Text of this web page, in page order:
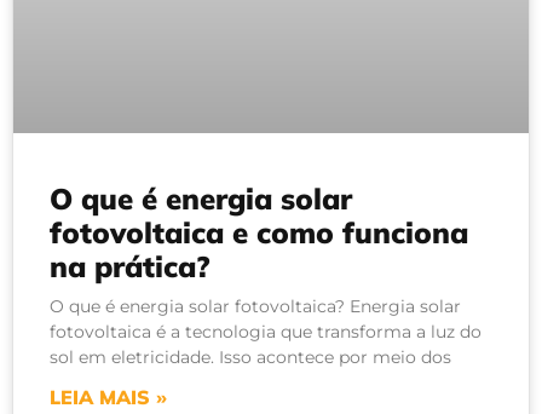
O que é energia solar
fotovoltaica e como funciona
na prática?
O que é energia solar fotovoltaica? Energia solar
fotovoltaica é a tecnologia que transforma a luz do
sol em eletricidade. Isso acontece por meio dos
LEIA MAIS »